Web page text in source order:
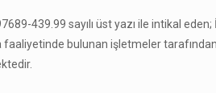
439.99 sayılı üst yazı ile intikal
faaliyetinde bulunan işletmeler